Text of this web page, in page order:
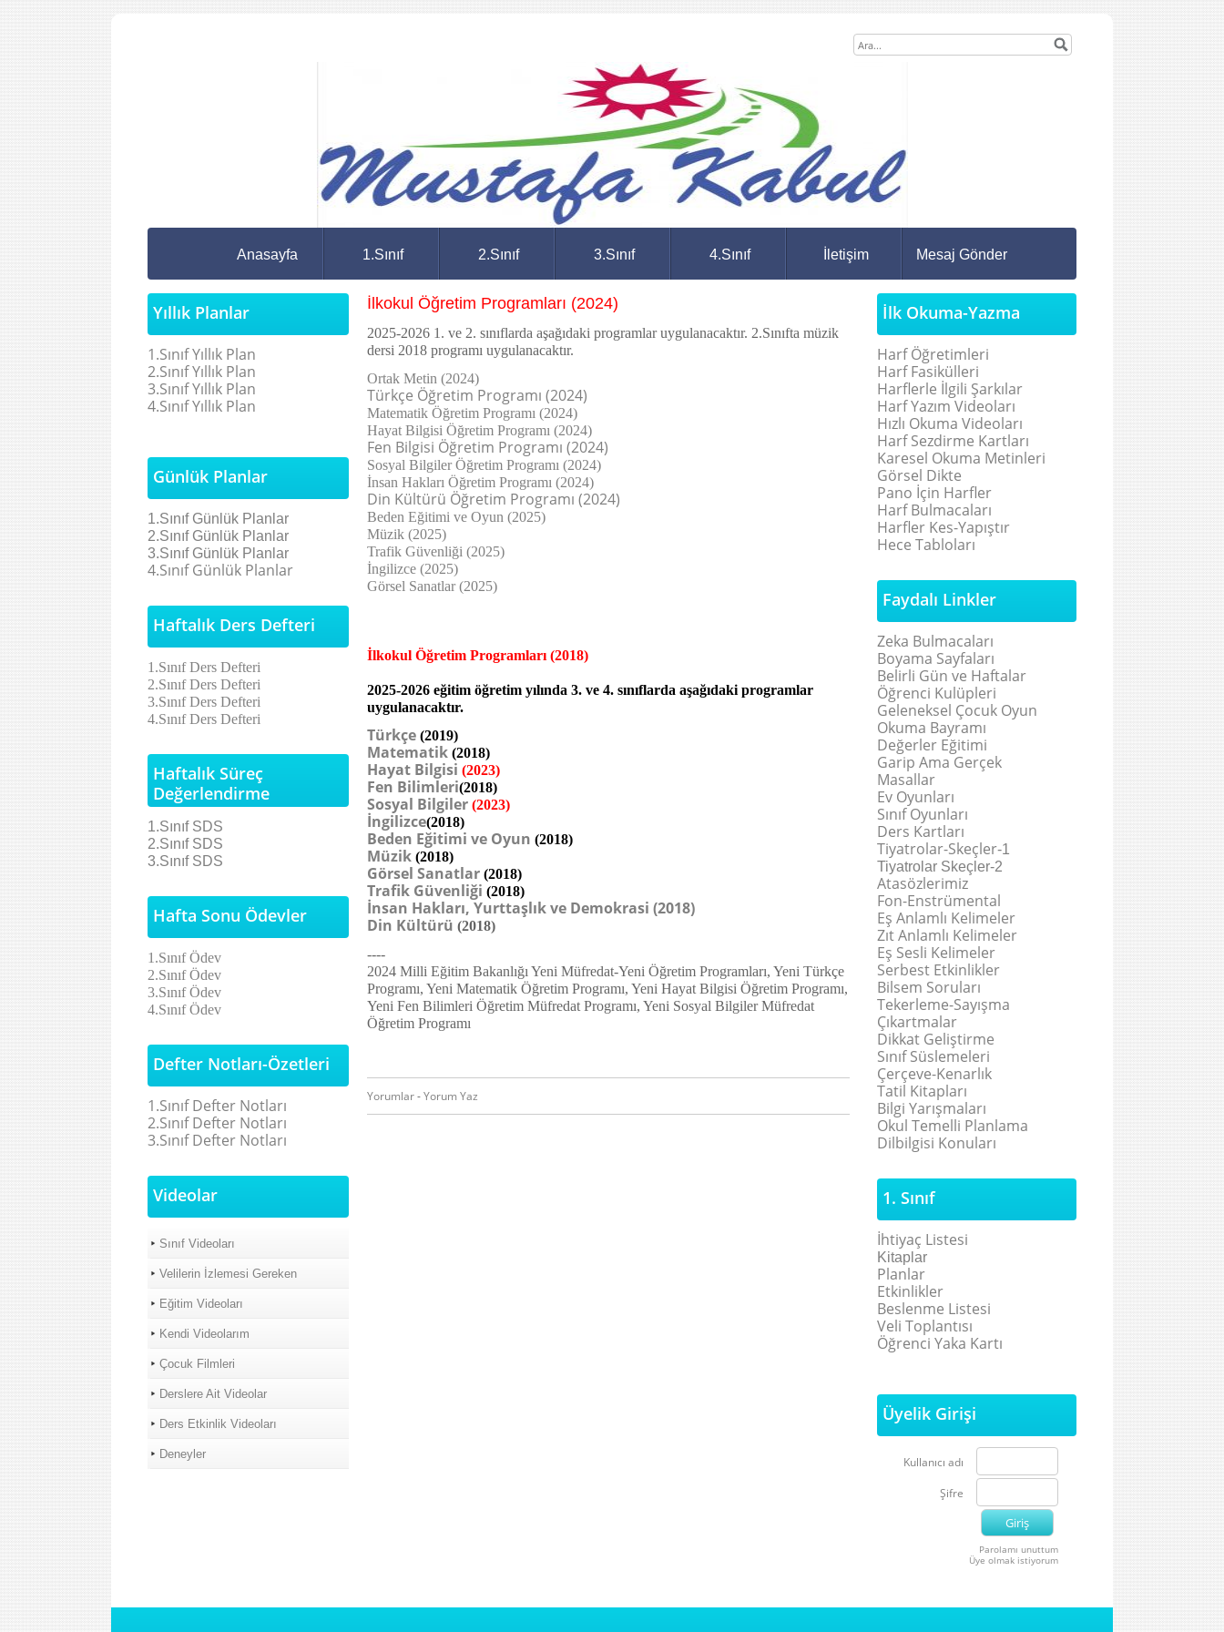
Anasayfa 1.Sınıf 2.Sınıf 3.Sınıf 4.Sınıf İletişim Mesaj Gönder
Yıllık Planlar
1.Sınıf Yıllık Plan
2.Sınıf Yıllık Plan
3.Sınıf Yıllık Plan
4.Sınıf Yıllık Plan
Günlük Planlar
1.Sınıf Günlük Planlar
2.Sınıf Günlük Planlar
3.Sınıf Günlük Planlar
4.SınıfGünlük Planlar
Haftalık Ders Defteri
1.Sınıf Ders Defteri
2.Sınıf Ders Defteri
3.Sınıf Ders Defteri
4.Sınıf Ders Defteri
Haftalık Süreç
Değerlendirme
1.Sınıf SDS
2.Sınıf SDS
3.Sınıf SDS
Hafta Sonu Ödevler
1.Sınıf Ödev
2.Sınıf Ödev
3.Sınıf Ödev
4.Sınıf Ödev
Defter Notları-Özetleri
1.Sınıf Defter Notları
2.Sınıf Defter Notları
3.Sınıf Defter Notları
Videolar
Sınıf Videoları
Velilerin İzlemesi Gereken
Eğitim Videoları
Kendi Videolarım
Çocuk Filmleri
Derslere Ait Videolar
Ders Etkinlik Videoları
Deneyler
İlkokul Öğretim Programları (2024)
2025-2026 1. ve 2. sınıflarda aşağıdaki programlar uygulanacaktır. 2.Sınıfta müzik
dersi 2018 programı uygulanacaktır.
Ortak Metin (2024)
Türkçe Öğretim Programı (2024)
Matematik Öğretim Programı (2024)
Hayat Bilgisi Öğretim Programı (2024)
Fen Bilgisi Öğretim Programı (2024)
Sosyal Bilgiler Öğretim Programı (2024)
İnsan Hakları Öğretim Programı (2024)
Din Kültürü Öğretim Programı (2024)
Beden Eğitimi ve Oyun (2025)
Müzik (2025)
Trafik Güvenliği (2025)
İngilizce (2025)
Görsel Sanatlar (2025)
İlkokul Öğretim Programları (2018)
2025-2026 eğitim öğretim yılında 3. ve 4. sınıflarda aşağıdaki programlar
uygulanacaktır.
Türkçe (2019)
Matematik (2018)
Hayat Bilgisi (2023)
Fen Bilimleri(2018)
Sosyal Bilgiler (2023)
İngilizce(2018)
Beden Eğitimi ve Oyun (2018)
Müzik (2018)
Görsel Sanatlar (2018)
Trafik Güvenliği (2018)
İnsan Hakları, Yurttaşlık ve Demokrasi (2018)
Din Kültürü (2018)
----
2024 Milli Eğitim Bakanlığı Yeni Müfredat-Yeni Öğretim Programları, Yeni Türkçe
Programı, Yeni Matematik Öğretim Programı, Yeni Hayat Bilgisi Öğretim Programı,
Yeni Fen Bilimleri Öğretim Müfredat Programı, Yeni Sosyal Bilgiler Müfredat
Öğretim Programı
Yorumlar-Yorum Yaz
İlk Okuma-Yazma
Harf Öğretimleri
Harf Fasikülleri
Harflerle İlgili Şarkılar
Harf Yazım Videoları
Hızlı Okuma Videoları
Harf Sezdirme Kartları
Karesel Okuma Metinleri
Görsel Dikte
Pano İçin Harfler
Harf Bulmacaları
Harfler Kes-Yapıştır
Hece Tabloları
Faydalı Linkler
Zeka Bulmacaları
Boyama Sayfaları
Belirli Gün ve Haftalar
Öğrenci Kulüpleri
Geleneksel Çocuk Oyun
Okuma Bayramı
Değerler Eğitimi
Garip Ama Gerçek
Masallar
Ev Oyunları
Sınıf Oyunları
Ders Kartları
Tiyatrolar-Skeçler-1
Tiyatrolar Skeçler-2
Atasözlerimiz
Fon-Enstrümental
Eş Anlamlı Kelimeler
Zıt Anlamlı Kelimeler
Eş Sesli Kelimeler
Serbest Etkinlikler
Bilsem Soruları
Tekerleme-Sayışma
Çıkartmalar
Dikkat Geliştirme
Sınıf Süslemeleri
Çerçeve-Kenarlık
Tatil Kitapları
Bilgi Yarışmaları
Okul Temelli Planlama
Dilbilgisi Konuları
1. Sınıf
İhtiyaç Listesi
Kitaplar
Planlar
Etkinlikler
Beslenme Listesi
Veli Toplantısı
Öğrenci Yaka Kartı
Üyelik Girişi
Kullanıcı adı
Şifre
Parolamı unuttum
Üye olmak istiyorum